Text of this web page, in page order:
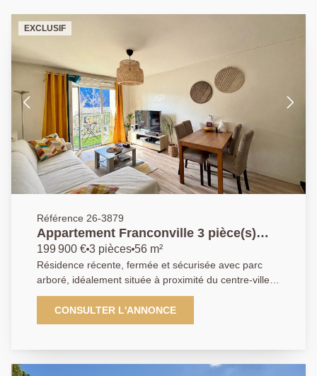
EXCLUSIF
Référence 26-3879
Appartement Franconville 3 pièce(s)
56.97 m2
199 900 € 3 pièces 56 m²
Résidence récente, fermée et sécurisée avec parc
arboré, idéalement située à proximité du centre-ville,
des commodités et des grands axes. Appartement de
type F3 d'environ 56,75 m² (loi Carrez), comprenant :
une entrée, un séjour lumineux avec cuisine
également d'un agréable balcon, idéalement exposé,
CONSULTER L'ANNONCE